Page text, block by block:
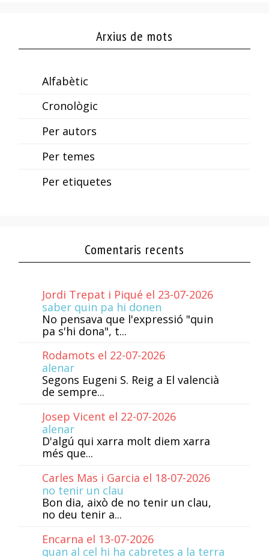
Arxius de mots
Alfabètic
Cronològic
Per autors
Per temes
Per etiquetes
Comentaris recents
Jordi Trepat i Piqué el 23-07-2026
saber quin pa hi donen
No pensava que l'expressió "quin
pa s'hi dona", t...
Rodamots el 22-07-2026
alenar
Segons Eugeni S. Reig a El valencià
de sempre...
Josep Vicent el 22-07-2026
alenar
D'algú qui xarra molt diem xarra
més que...
Carles Mas i Garcia el 18-07-2026
no tenir un clau
Bon dia, això de no tenir un clau,
no deu tenir a...
Encarna el 13-07-2026
quan al cel hi ha cabretes a la terra